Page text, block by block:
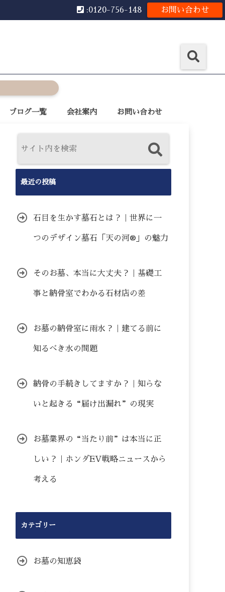
お問い合わせ
:0120-756-148
ブログ一覧 会社案内 お問い合わせ
最近の投稿
石目を生かす墓石とは？｜世界に一
つのデザイン墓石「天の河®」の魅力
そのお墓、本当に大丈夫？｜基礎工
事と納骨室でわかる石材店の差
お墓の納骨室に雨水？｜建てる前に
知るべき水の問題
納骨の手続きしてますか？｜知らな
いと起きる“届け出漏れ”の現実
お墓業界の“当たり前”は本当に正
しい？｜ホンダEV戦略ニュースから
考える
カテゴリー
お墓の知恵袋